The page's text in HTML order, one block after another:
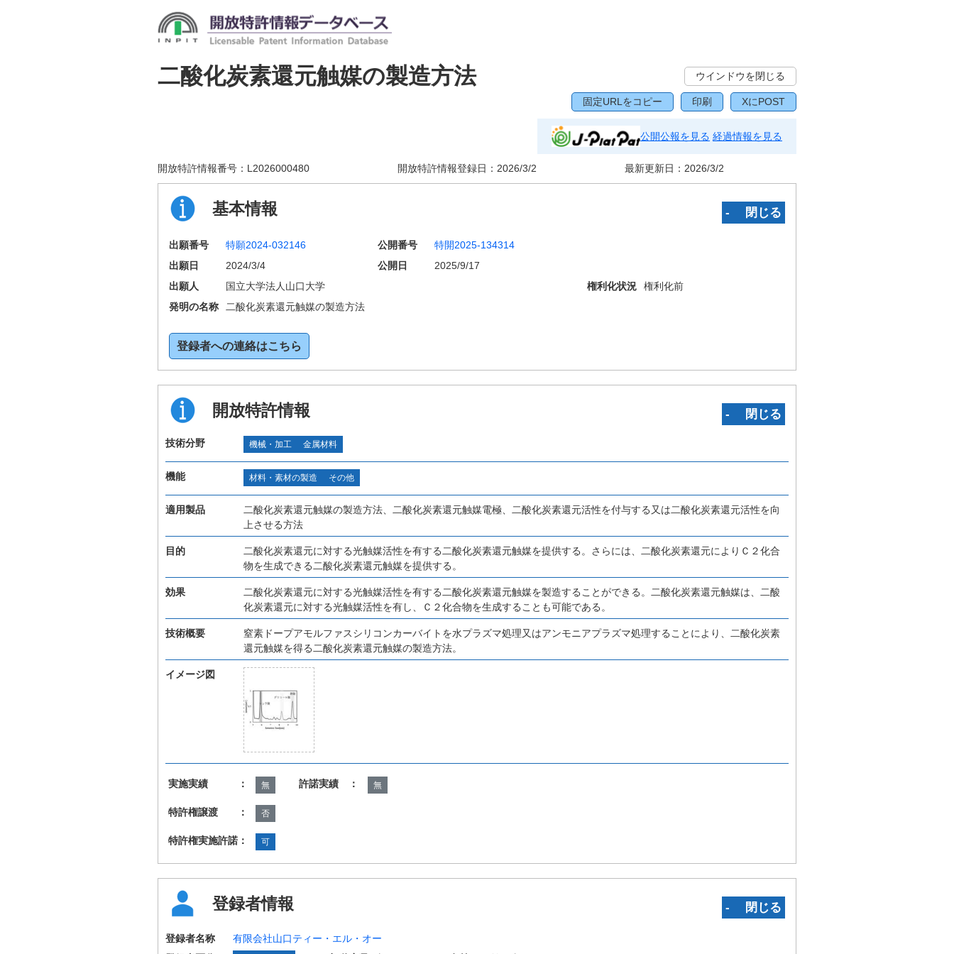
二酸化炭素還元触媒の製造方法 ウインドウを閉じる
固定URLをコピー 印刷 XにPOST
公開公報を見る 経過情報を見る
開放特許情報番号： L2026000480 開放特許情報登録日： 2026/3/2 最新更新日： 2026/3/2
基本情報 ‐ 閉じる
出願番号 特願2024-032146 公開番号
特開2025-134314
出願日
2024/3/4 公開日
2025/9/17
出願人
国立大学法人山口大学 権利化状況
権利化前
発明の名称
二酸化炭素還元触媒の製造方法
登録者への連絡はこちら
開放特許情報 ‐ 閉じる
技術分野 機械・加工 金属材料
機能 材料・素材の製造 その他
適用製品
二酸化炭素還元触媒の製造方法、二酸化炭素還元触媒電極、二酸化炭素還元活性を付与する又は二酸化炭素還元活性を向
上させる方法
目的
二酸化炭素還元に対する光触媒活性を有する二酸化炭素還元触媒を提供する。さらには、二酸化炭素還元によりＣ２化合
物を生成できる二酸化炭素還元触媒を提供する。
効果
二酸化炭素還元に対する光触媒活性を有する二酸化炭素還元触媒を製造することができる。二酸化炭素還元触媒は、二酸
化炭素還元に対する光触媒活性を有し、Ｃ２化合物を生成することも可能である。
技術概要
窒素ドープアモルファスシリコンカーバイトを水プラズマ処理又はアンモニアプラズマ処理することにより、二酸化炭素
還元触媒を得る二酸化炭素還元触媒の製造方法。
イメージ図
実施実績 ： 無 許諾実績 ： 無
特許権譲渡 ： 否
特許権実施許諾： 可
登録者情報 ‐ 閉じる
登録者名称
有限会社山口ティー・エル・オー